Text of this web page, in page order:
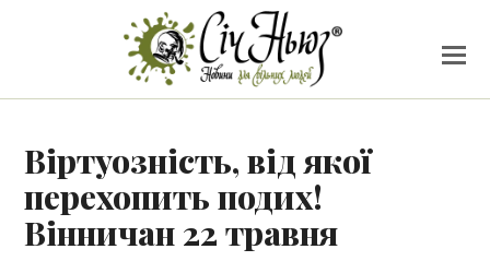
Віртуозність, від якої
перехопить подих!
Вінничан 22 травня